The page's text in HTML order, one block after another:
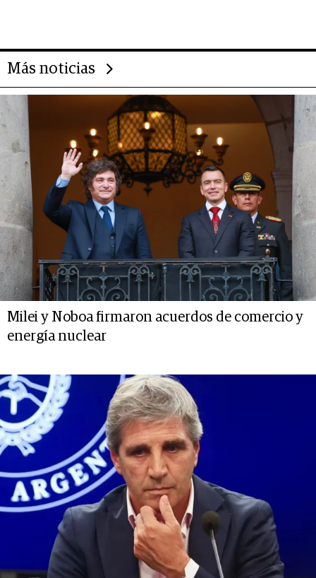
Más noticias
Milei y Noboa firmaron acuerdos de comercio y
energía nuclear